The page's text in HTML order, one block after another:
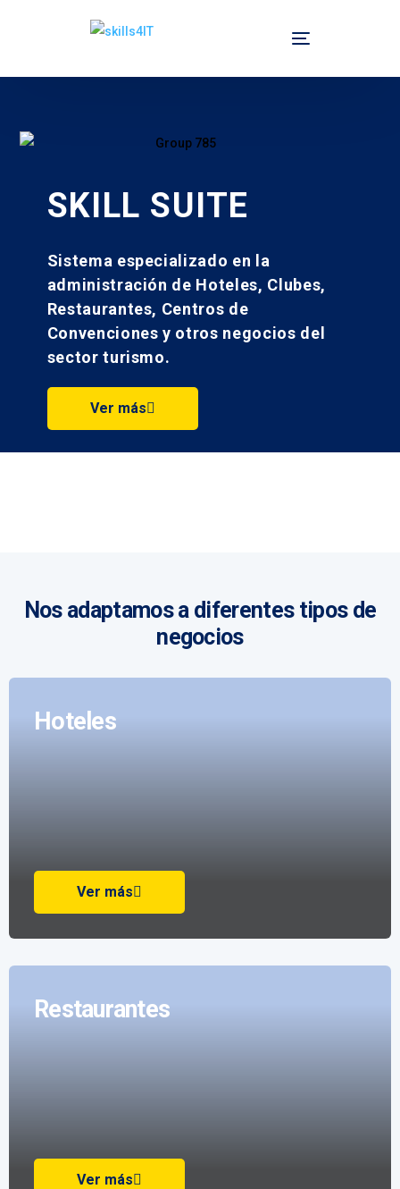
SKILL SUITE
Sistema especializado en la
administración de Hoteles, Clubes,
Restaurantes, Centros de
Convenciones y otros negocios del
sector turismo.
Ver más
Nos adaptamos a diferentes tipos de
negocios
Hoteles
Ver más
Restaurantes
Ver más